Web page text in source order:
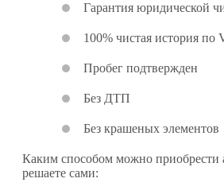
Гарантия юридической
100% чистая история по
Пробег подтвержден
Без ДТП
Без крашеных элементов
Каким способом можно приобрести
решаете сами: